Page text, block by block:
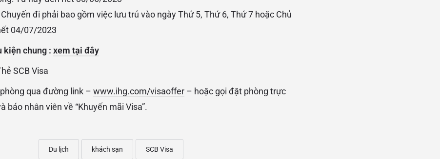
đi phải bao gồm việc lưu trú vào ngày Thứ 5, Thứ 6, Thứ 7 hoặc Chủ
04/07/2023
kiện chung : xem tại đây
SCB Visa
qua đường link – www.ihg.com/visaoffer – hoặc gọi đặt phòng trực
báo nhân viên về “Khuyến mãi Visa”.
Du lịch khách sạn SCB Visa